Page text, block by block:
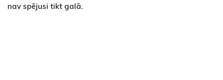
nav spējusi tikt galā.